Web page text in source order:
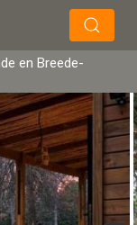
Soek
en Breede-